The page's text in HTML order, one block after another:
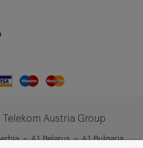
Telekom Austria Group
A1 Belarus
A1 Bulgaria